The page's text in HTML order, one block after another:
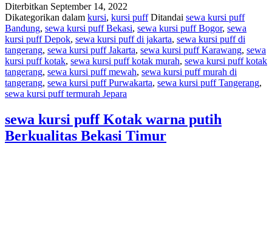
Diterbitkan September 14, 2022
Dikategorikan dalam kursi, kursi puff Ditandai sewa kursi puff
Bandung, sewa kursi puff Bekasi, sewa kursi puff Bogor, sewa
kursi puff Depok, sewa kursi puff di jakarta, sewa kursi puff di
tangerang, sewa kursi puff Jakarta, sewa kursi puff Karawang, sewa
kursi puff kotak, sewa kursi puff kotak murah, sewa kursi puff kotak
tangerang, sewa kursi puff mewah, sewa kursi puff murah di
tangerang, sewa kursi puff Purwakarta, sewa kursi puff Tangerang,
sewa kursi puff termurah Jepara
sewa kursi puff Kotak warna putih
Berkualitas Bekasi Timur